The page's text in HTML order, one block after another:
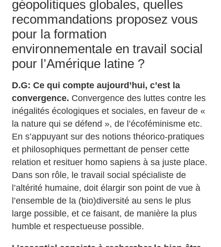
géopolitiques globales, quelles
recommandations proposez vous
pour la formation
environnementale en travail social
pour l’Amérique latine ?
D.G: Ce qui compte aujourd’hui, c’est la
convergence. Convergence des luttes contre les
inégalités écologiques et sociales, en faveur de «
la nature qui se défend », de l’écoféminisme etc.
En s’appuyant sur des notions théorico-pratiques
et philosophiques permettant de penser cette
relation et resituer homo sapiens à sa juste place.
Dans son rôle, le travail social spécialiste de
l’altérité humaine, doit élargir son point de vue à
l’ensemble de la (bio)diversité au sens le plus
large possible, et ce faisant, de manière la plus
humble et respectueuse possible.